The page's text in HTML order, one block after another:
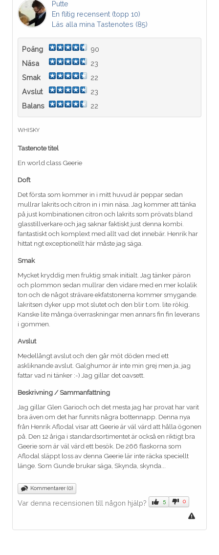
Putte
En flitig recensent (topp 10)
Läs alla mina Tastenotes (85)
Poäng
90
Näsa
23
Smak
22
Avslut
23
Balans
22
WHISKY
Tastenote titel
En world class Geerie
Doft
Det första som kommer in i mitt huvud är peppar sedan
mullrar lakrits och citron in i min näsa. Jag kommer att tänka
på just kombinationen citron och lakrits som prövats bland
glasstillverkare och jag saknar faktiskt just denna kombi.
fantastiskt och komplext med allt vad det innebär. Henrik har
hittat ngt exceptionellt här måste jag säga.
Smak
Mycket kryddig men fruktig smak initialt. Jag tänker päron
och plommon sedan mullrar den vidare med en mer kolalik
ton och de något strävare ekfatstonerna kommer smygande.
lakritsen dyker upp mot slutet och den blir t.om. lite rökig.
Kanske lite många överraskningar men annars fin fin leverans
i gommen.
Avslut
Medellångt avslut och den går möt döden med ett
askliknande avslut. Galghumor är inte min grej men ja, jag
fattar vad ni tänker :-) Jag gillar det oavsett.
Beskrivning / Sammanfattning
Jag gillar Glen Garioch och det mesta jag har provat har varit
bra även om det har funnits några bottennapp. Denna nya
från Henrik Aflodal visar att Geerie är väl värd att hålla ögonen
på. Den 12 åriga i standardsortimentet är också en riktigt bra
Geerie som är väl värd ett besök. De 266 flaskorna som
Aflodal släppt loss av denna Geerie lär inte räcka speciellt
länge. Som Gunde brukar säga, Skynda, skynda...
Kommentarer (0)
Var denna recensionen till någon hjälp? 5 0